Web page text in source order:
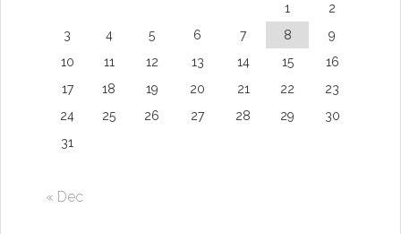
1
2
3
4 5 6 7 8
9
10
11 12 13 14 15
16
17
18 19 20 21 22
23
24
25 26 27 28 29
30
31
« Dec